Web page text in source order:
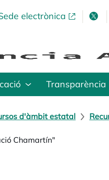
electrònica
opens in a new
Transparència
d'àmbit estatal
Chamartín"